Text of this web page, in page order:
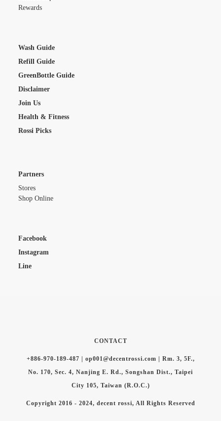
Rewards
Wash Guide
Refill Guide
GreenBottle Guide
Disclaimer
Join Us
Health & Fitness
Rossi Picks
Partners
Stores
Shop Online
Facebook
Instagram
Line
CONTACT
+886-970-189-487 | op001@decentrossi.com | Rm. 3, 5F.,
No. 170, Sec. 4, Nanjing E. Rd., Songshan Dist., Taipei
City 105, Taiwan (R.O.C.)
Copyright 2016 - 2024, decent rossi, All Rights Reserved